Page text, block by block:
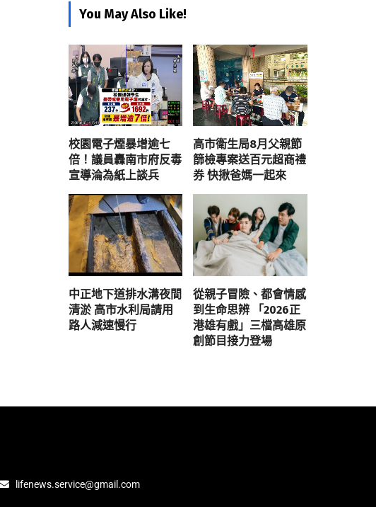
You May Also Like!
校園電子煙暴增逾七
倍！議員轟南市府反毒
宣導淪為紙上談兵
高市衛生局8月父親節
篩檢專案送百元超商禮
券 快揪爸媽一起來
中正地下道排水溝夜間
清淤 高市水利局請用
路人減速慢行
從親子冒險、都會情感
到生命思辨 「2026正
港雄有戲」三檔高雄原
創節目接力登場
lifenews.service@gmail.com